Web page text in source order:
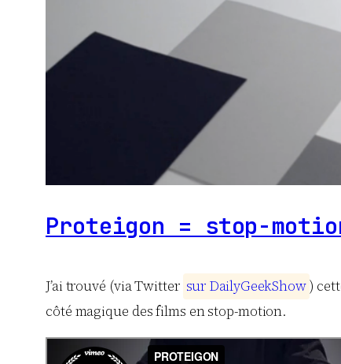
Proteigon = stop-
J’ai trouvé (via Twitter sur DailyGeekShow)
côté magique des films en stop-motion.